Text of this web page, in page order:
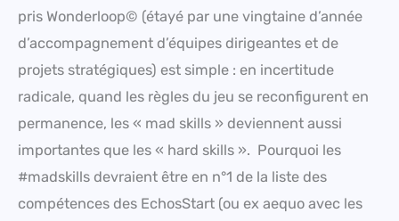
pris Wonderloop© (étayé par une vingtaine d’année
d’accompagnement d’équipes dirigeantes et de
projets stratégiques) est simple : en incertitude
radicale, quand les règles du jeu se reconfigurent en
permanence, les « mad skills » deviennent aussi
importantes que les « hard skills ». Pourquoi les
#madskills devraient être en n°1 de la liste des
compétences des EchosStart (ou ex aequo avec les